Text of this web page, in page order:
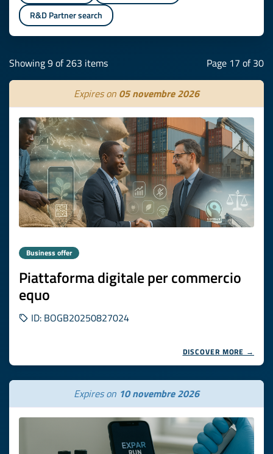
R&D Partner search
Showing 9 of 263 items Page 17 of 30
Expires on 05 novembre 2026
Business offer
Piattaforma digitale per commercio
equo
ID: BOGB20250827024
DISCOVER MORE →
Expires on 10 novembre 2026